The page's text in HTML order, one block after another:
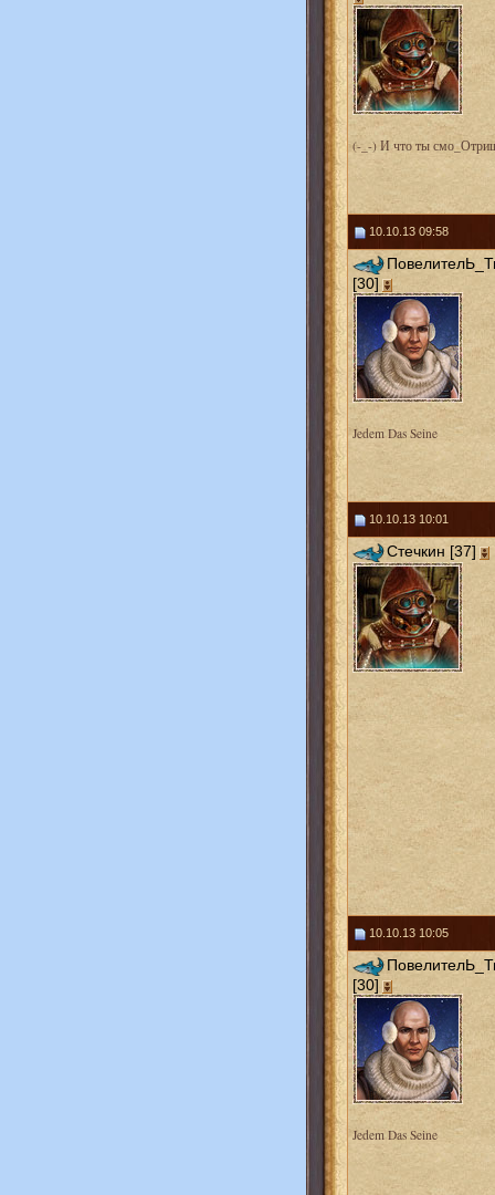
(-_-) И что ты
10.10.13 09:58
[30]
Jedem Das Seine
10.10.13 10:01
Стечкин [37]
10.10.13 10:05
[30]
Jedem Das Seine